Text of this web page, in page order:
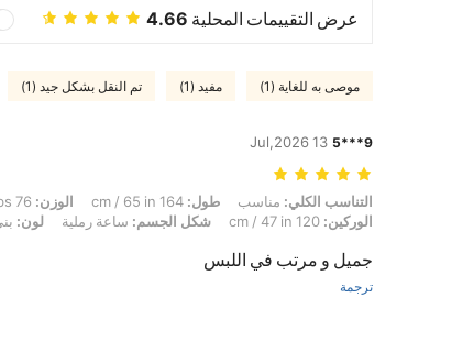
عرض التقييمات المحلية 4.66
موصى به للغاية (1) مفيد (1) تم النقل بشكل جيد (1)
9***5
13 Jul,2026
التناسب الكلي: مناسب, طول: 164 cm / 65 in, الوزن: 76 kg / 168 lbs, تمثال نصفي: 110 cm / 43 in, الخصر: 80 cm / 31 in, الوركين: 120 cm / 47 in, شكل الجسم: ساعة رملية, لون: بني داكن, مقاس: XL
التناسب الكلي: مناسب طول: الوزن:
الوركين:
شكل الجسم: ساعة رملية لون:
جميل و مرتب في اللبس
ترجمة